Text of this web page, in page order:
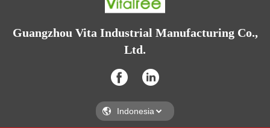
Guangzhou Vita Industrial Manufacturing Co.,
Ltd.